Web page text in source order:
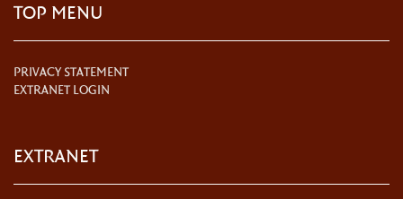
TOP MENU
PRIVACY STATEMENT
EXTRANET LOGIN
EXTRANET